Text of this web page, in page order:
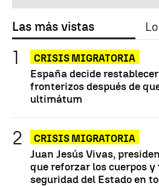
Las más vistas
CRISIS MIGRATORIA
España decide
fronterizos después de
ultimátum
CRISIS MIGRATORIA
Juan Jesús Vivas,
que reforzar los cuerpos y
seguridad del Estado en